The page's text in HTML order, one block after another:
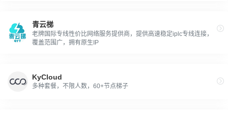
青云梯
老牌国际专线性价比网络服务提供商，提供高速稳定iplc专线连接，
覆盖范围广，拥有原生IP
KyCloud
多种套餐，不限人数，60+节点梯子